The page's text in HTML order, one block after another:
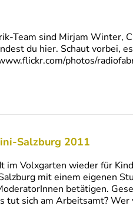
Team sind Mirjam Winter,
du hier. Schaut vorbei,
photos/
Salzburg 2011
im Volxgarten wieder für
mit einem eigenen
betätigen.
tut sich am Arbeitsamt?